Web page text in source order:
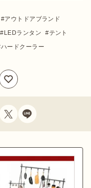
アウトドアブランド
LEDランタン
テント
ハードクーラー